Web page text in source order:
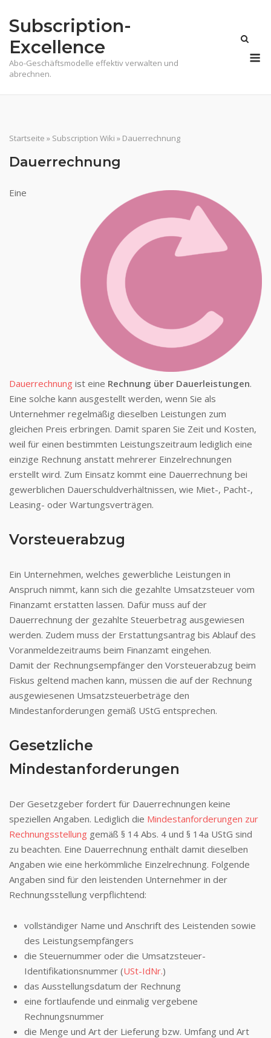
Subscription-
Excellence
Abo-Geschäftsmodelle effektiv verwalten und
abrechnen.
Startseite » Subscription Wiki » Dauerrechnung
Dauerrechnung
Eine
Dauerrechnung ist eine Rechnung über Dauerleistungen.
Eine solche kann ausgestellt werden, wenn Sie als
Unternehmer regelmäßig dieselben Leistungen zum
gleichen Preis erbringen. Damit sparen Sie Zeit und Kosten,
weil für einen bestimmten Leistungszeitraum lediglich eine
einzige Rechnung anstatt mehrerer Einzelrechnungen
erstellt wird. Zum Einsatz kommt eine Dauerrechnung bei
gewerblichen Dauerschuldverhältnissen, wie Miet-, Pacht-,
Leasing- oder Wartungsverträgen.
Vorsteuerabzug
Ein Unternehmen, welches gewerbliche Leistungen in
Anspruch nimmt, kann sich die gezahlte Umsatzsteuer vom
Finanzamt erstatten lassen. Dafür muss auf der
Dauerrechnung der gezahlte Steuerbetrag ausgewiesen
werden. Zudem muss der Erstattungsantrag bis Ablauf des
Voranmeldezeitraums beim Finanzamt eingehen.
Damit der Rechnungsempfänger den Vorsteuerabzug beim
Fiskus geltend machen kann, müssen die auf der Rechnung
ausgewiesenen Umsatzsteuerbeträge den
Mindestanforderungen gemäß UStG entsprechen.
Gesetzliche
Mindestanforderungen
Der Gesetzgeber fordert für Dauerrechnungen keine
speziellen Angaben. Lediglich die Mindestanforderungen zur
Rechnungsstellung gemäß § 14 Abs. 4 und § 14a UStG sind
zu beachten. Eine Dauerrechnung enthält damit dieselben
Angaben wie eine herkömmliche Einzelrechnung. Folgende
Angaben sind für den leistenden Unternehmer in der
Rechnungsstellung verpflichtend:
vollständiger Name und Anschrift des Leistenden sowie
des Leistungsempfängers
die Steuernummer oder die Umsatzsteuer-
Identifikationsnummer (USt-IdNr.)
das Ausstellungsdatum der Rechnung
eine fortlaufende und einmalig vergebene
Rechnungsnummer
die Menge und Art der Lieferung bzw. Umfang und Art